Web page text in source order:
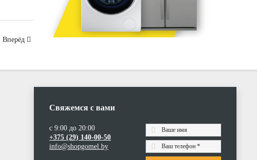
Вперёд
Свяжемся с вами
с 9:00 до 20:00
+375 (29) 140-00-50
info@shopgomel.by